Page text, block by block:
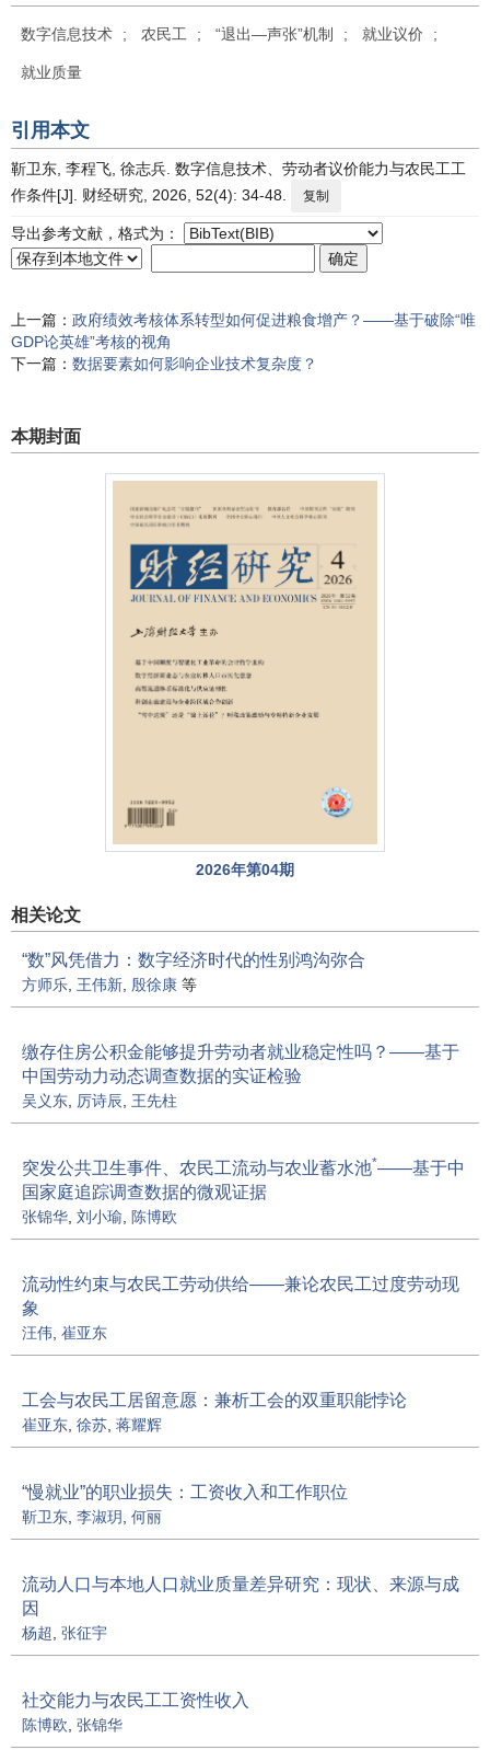
数字信息技术 ; 农民工 ; “退出—声张”机制 ; 就业议价 ;
就业质量
引用本文
靳卫东, 李程飞, 徐志兵. 数字信息技术、劳动者议价能力与农民工工
作条件[J]. 财经研究, 2026, 52(4): 34-48.
复制
导出参考文献，格式为：
上一篇： 政府绩效考核体系转型如何促进粮食增产？——基于破除“唯
GDP论英雄”考核的视角
下一篇： 数据要素如何影响企业技术复杂度？
本期封面
2026年第04期
相关论文
“数”风凭借力：数字经济时代的性别鸿沟弥合
方师乐 王伟新 殷徐康 等
缴存住房公积金能够提升劳动者就业稳定性吗？——基于
中国劳动力动态调查数据的实证检验
吴义东 厉诗辰 王先柱
突发公共卫生事件、农民工流动与农业蓄水池*——基于中
国家庭追踪调查数据的微观证据
张锦华 刘小瑜 陈博欧
流动性约束与农民工劳动供给——兼论农民工过度劳动现
象
汪伟 崔亚东
工会与农民工居留意愿：兼析工会的双重职能悖论
崔亚东 徐苏 蒋耀辉
“慢就业”的职业损失：工资收入和工作职位
靳卫东 李淑玥 何丽
流动人口与本地人口就业质量差异研究：现状、来源与成
因
杨超 张征宇
社交能力与农民工工资性收入
陈博欧 张锦华